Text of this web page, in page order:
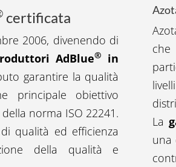
certificata
2006, divenendo di
AdBlue®
in
garantire la qualità
principale obiettivo
norma ISO 22241.
qualità ed efficienza
della qualità e
che
La
una